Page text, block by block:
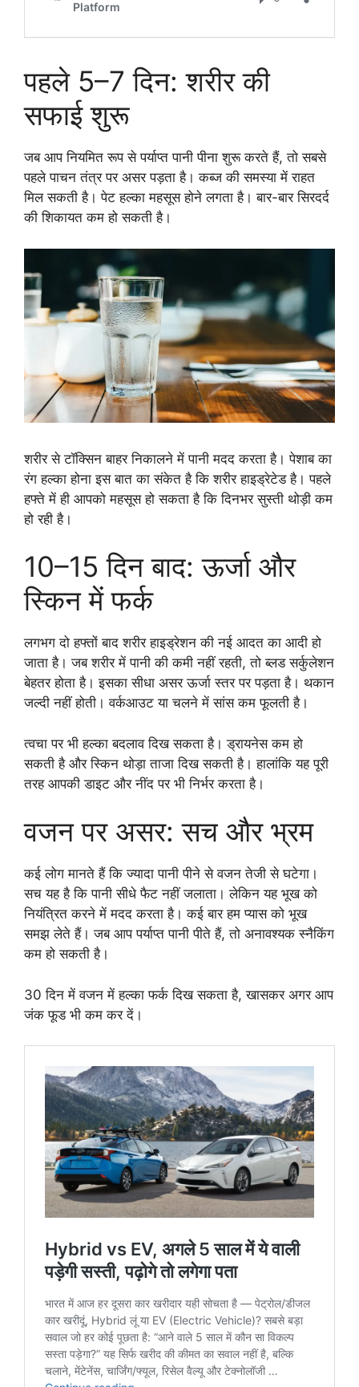
पहले 5–7 दिन: शरीर की
सफाई शुरू
जब आप नियमित रूप से पर्याप्त पानी पीना शुरू करते हैं, तो सबसे
पहले पाचन तंत्र पर असर पड़ता है। कब्ज की समस्या में राहत
मिल सकती है। पेट हल्का महसूस होने लगता है। बार-बार सिरदर्द
की शिकायत कम हो सकती है।
शरीर से टॉक्सिन बाहर निकालने में पानी मदद करता है। पेशाब का
रंग हल्का होना इस बात का संकेत है कि शरीर हाइड्रेटेड है। पहले
हफ्ते में ही आपको महसूस हो सकता है कि दिनभर सुस्ती थोड़ी कम
हो रही है।
10–15 दिन बाद: ऊर्जा और
स्किन में फर्क
लगभग दो हफ्तों बाद शरीर हाइड्रेशन की नई आदत का आदी हो
जाता है। जब शरीर में पानी की कमी नहीं रहती, तो ब्लड सर्कुलेशन
बेहतर होता है। इसका सीधा असर ऊर्जा स्तर पर पड़ता है। थकान
जल्दी नहीं होती। वर्कआउट या चलने में सांस कम फूलती है।
त्वचा पर भी हल्का बदलाव दिख सकता है। ड्रायनेस कम हो
सकती है और स्किन थोड़ा ताजा दिख सकती है। हालांकि यह पूरी
तरह आपकी डाइट और नींद पर भी निर्भर करता है।
वजन पर असर: सच और भ्रम
कई लोग मानते हैं कि ज्यादा पानी पीने से वजन तेजी से घटेगा।
सच यह है कि पानी सीधे फैट नहीं जलाता। लेकिन यह भूख को
नियंत्रित करने में मदद करता है। कई बार हम प्यास को भूख
समझ लेते हैं। जब आप पर्याप्त पानी पीते हैं, तो अनावश्यक स्नैकिंग
कम हो सकती है।
30 दिन में वजन में हल्का फर्क दिख सकता है, खासकर अगर आप
जंक फूड भी कम कर दें।